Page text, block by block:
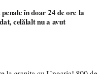
în doar 24 de ore la
celălalt nu a avut